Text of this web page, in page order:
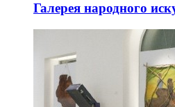
Галерея народного